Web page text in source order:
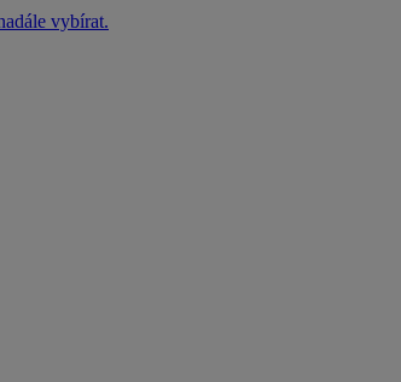
vybírat.